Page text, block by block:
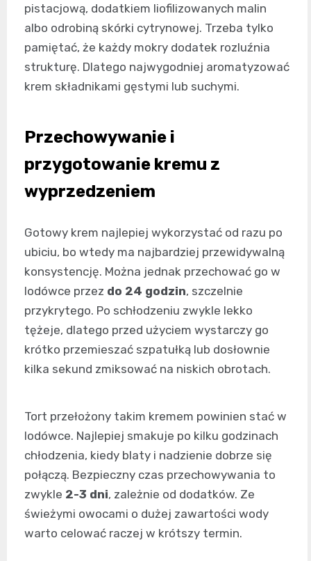
pistacjową, dodatkiem liofilizowanych malin
albo odrobiną skórki cytrynowej. Trzeba tylko
pamiętać, że każdy mokry dodatek rozluźnia
strukturę. Dlatego najwygodniej aromatyzować
krem składnikami gęstymi lub suchymi.
Przechowywanie i
przygotowanie kremu z
wyprzedzeniem
Gotowy krem najlepiej wykorzystać od razu po
ubiciu, bo wtedy ma najbardziej przewidywalną
konsystencję. Można jednak przechować go w
lodówce przez do 24 godzin, szczelnie
przykrytego. Po schłodzeniu zwykle lekko
tężeje, dlatego przed użyciem wystarczy go
krótko przemieszać szpatułką lub dosłownie
kilka sekund zmiksować na niskich obrotach.
Tort przełożony takim kremem powinien stać w
lodówce. Najlepiej smakuje po kilku godzinach
chłodzenia, kiedy blaty i nadzienie dobrze się
połączą. Bezpieczny czas przechowywania to
zwykle 2-3 dni, zależnie od dodatków. Ze
świeżymi owocami o dużej zawartości wody
warto celować raczej w krótszy termin.